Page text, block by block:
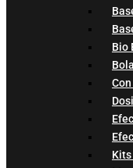
Bio